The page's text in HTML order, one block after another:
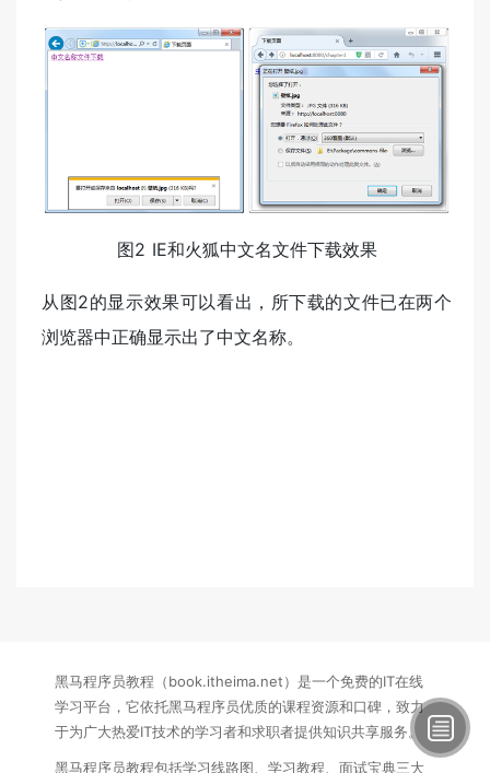
图2 IE和火狐中文名文件下载效果
从图2的显示效果可以看出，所下载的文件已在两个
浏览器中正确显示出了中文名称。
黑马程序员教程（book.itheima.net）是一个免费的IT在线
学习平台，它依托黑马程序员优质的课程资源和口碑，致力
于为广大热爱IT技术的学习者和求职者提供知识共享服务。
黑马程序员教程包括学习线路图、学习教程、面试宝典三大